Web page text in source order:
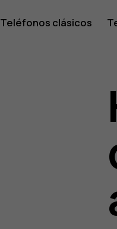
Teléfonos clásicos